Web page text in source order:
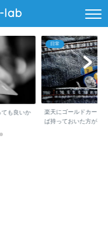
lab
も良いか
日常
楽天にゴールドカード
ば持っておいた方が...